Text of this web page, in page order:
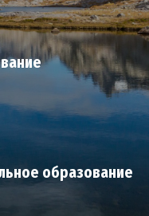
образование